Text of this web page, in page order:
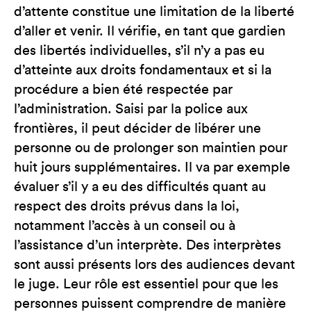
d’attente constitue une limitation de la liberté
d’aller et venir. Il vérifie, en tant que gardien
des libertés individuelles, s’il n’y a pas eu
d’atteinte aux droits fondamentaux et si la
procédure a bien été respectée par
l’administration. Saisi par la police aux
frontières, il peut décider de libérer une
personne ou de prolonger son maintien pour
huit jours supplémentaires. Il va par exemple
évaluer s’il y a eu des difficultés quant au
respect des droits prévus dans la loi,
notamment l’accès à un conseil ou à
l’assistance d’un interprète. Des interprètes
sont aussi présents lors des audiences devant
le juge. Leur rôle est essentiel pour que les
personnes puissent comprendre de manière